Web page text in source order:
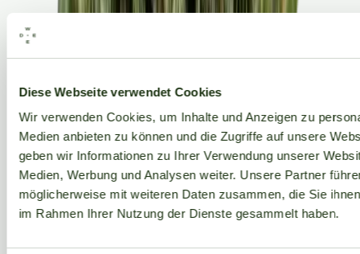
Diese Webseite verwendet Cookies
Wir verwenden Cookies, um Inhalte und Anzeigen zu
Medien anbieten zu können und die Zugriffe auf unsere
geben wir Informationen zu Ihrer Verwendung unserer
Medien, Werbung und Analysen weiter. Unsere Partner
möglicherweise mit weiteren Daten zusammen, die Sie
im Rahmen Ihrer Nutzung der Dienste gesammelt haben.